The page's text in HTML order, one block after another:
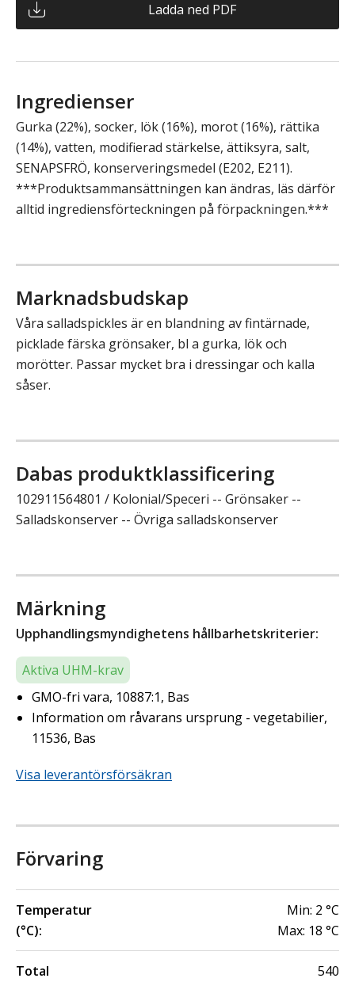
Ladda ned PDF
Ingredienser
Gurka (22%), socker, lök (16%), morot (16%), rättika
(14%), vatten, modifierad stärkelse, ättiksyra, salt,
SENAPSFRÖ, konserveringsmedel (E202, E211).
***Produktsammansättningen kan ändras, läs därför
alltid ingrediensförteckningen på förpackningen.***
Marknadsbudskap
Våra salladspickles är en blandning av fintärnade,
picklade färska grönsaker, bl a gurka, lök och
morötter. Passar mycket bra i dressingar och kalla
såser.
Dabas produktklassificering
102911564801 / Kolonial/Speceri -- Grönsaker --
Salladskonserver -- Övriga salladskonserver
Märkning
Upphandlingsmyndighetens hållbarhetskriterier:
Aktiva UHM-krav
GMO-fri vara, 10887:1, Bas
Information om råvarans ursprung - vegetabilier,
11536, Bas
Visa leverantörsförsäkran
Förvaring
Temperatur
(°C):
Min: 2 °C
Max: 18 °C
Total 540